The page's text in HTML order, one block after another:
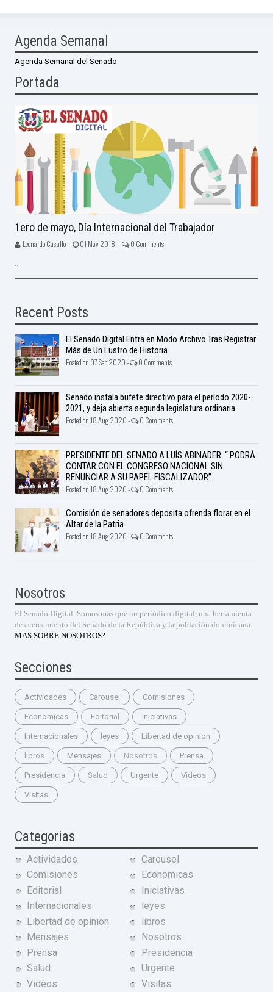
Agenda Semanal
Agenda Semanal del Senado
Portada
1ero de mayo, Día Internacional del Trabajador
Leonardo Castillo - 01 May 2018 - 0 Comments
Recent Posts
El Senado Digital Entra en Modo Archivo Tras Registrar
Más de Un Lustro de Historia
Posted on 07 Sep 2020 - 0 Comments
Senado instala bufete directivo para el período 2020-
2021, y deja abierta segunda legislatura ordinaria
Posted on 18 Aug 2020 - 0 Comments
PRESIDENTE DEL SENADO A LUÍS ABINADER: “ PODRÁ
CONTAR CON EL CONGRESO NACIONAL SIN
RENUNCIAR A SU PAPEL FISCALIZADOR”.
Posted on 18 Aug 2020 - 0 Comments
Comisión de senadores deposita ofrenda florar en el
Altar de la Patria
Posted on 18 Aug 2020 - 0 Comments
Nosotros
El Senado Digital. Somos más que un periódico digital, una herramienta
de acercamiento del Senado de la República y la población dominicana.
MAS SOBRE NOSOTROS?
Secciones
Actividades Carousel Comisiones
Economicas Editorial Iniciativas
Internacionales leyes Libertad de opinion
libros Mensajes Nosotros Prensa
Presidencia Salud Urgente Videos
Visitas
Categorias
Actividades
Carousel
Comisiones
Economicas
Editorial
Iniciativas
Internacionales
leyes
Libertad de opinion
libros
Mensajes
Nosotros
Prensa
Presidencia
Salud
Urgente
Videos
Visitas